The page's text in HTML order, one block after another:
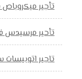
تأجير
تأحير مرسيدس
تاجير اتوبيسات